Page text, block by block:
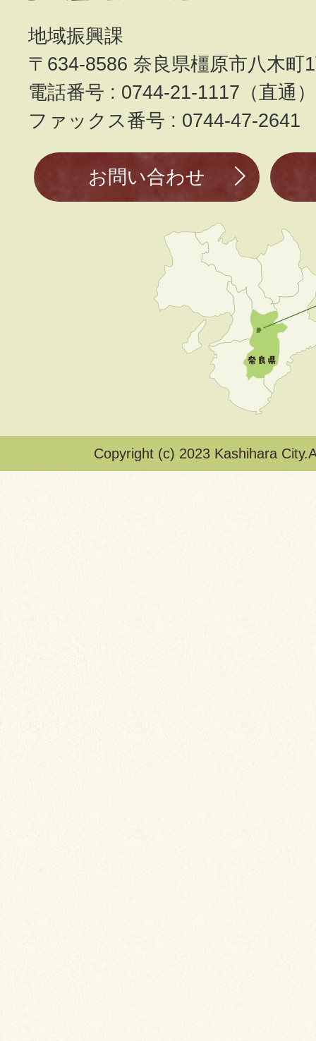
地域振興課
〒634-8586 奈良県橿原市八木町
電話番号 : 0744-21-1117（直通
ファックス番号 : 0744-47-2641
お問い合わせ
Copyright (c) 2023 Kashihara